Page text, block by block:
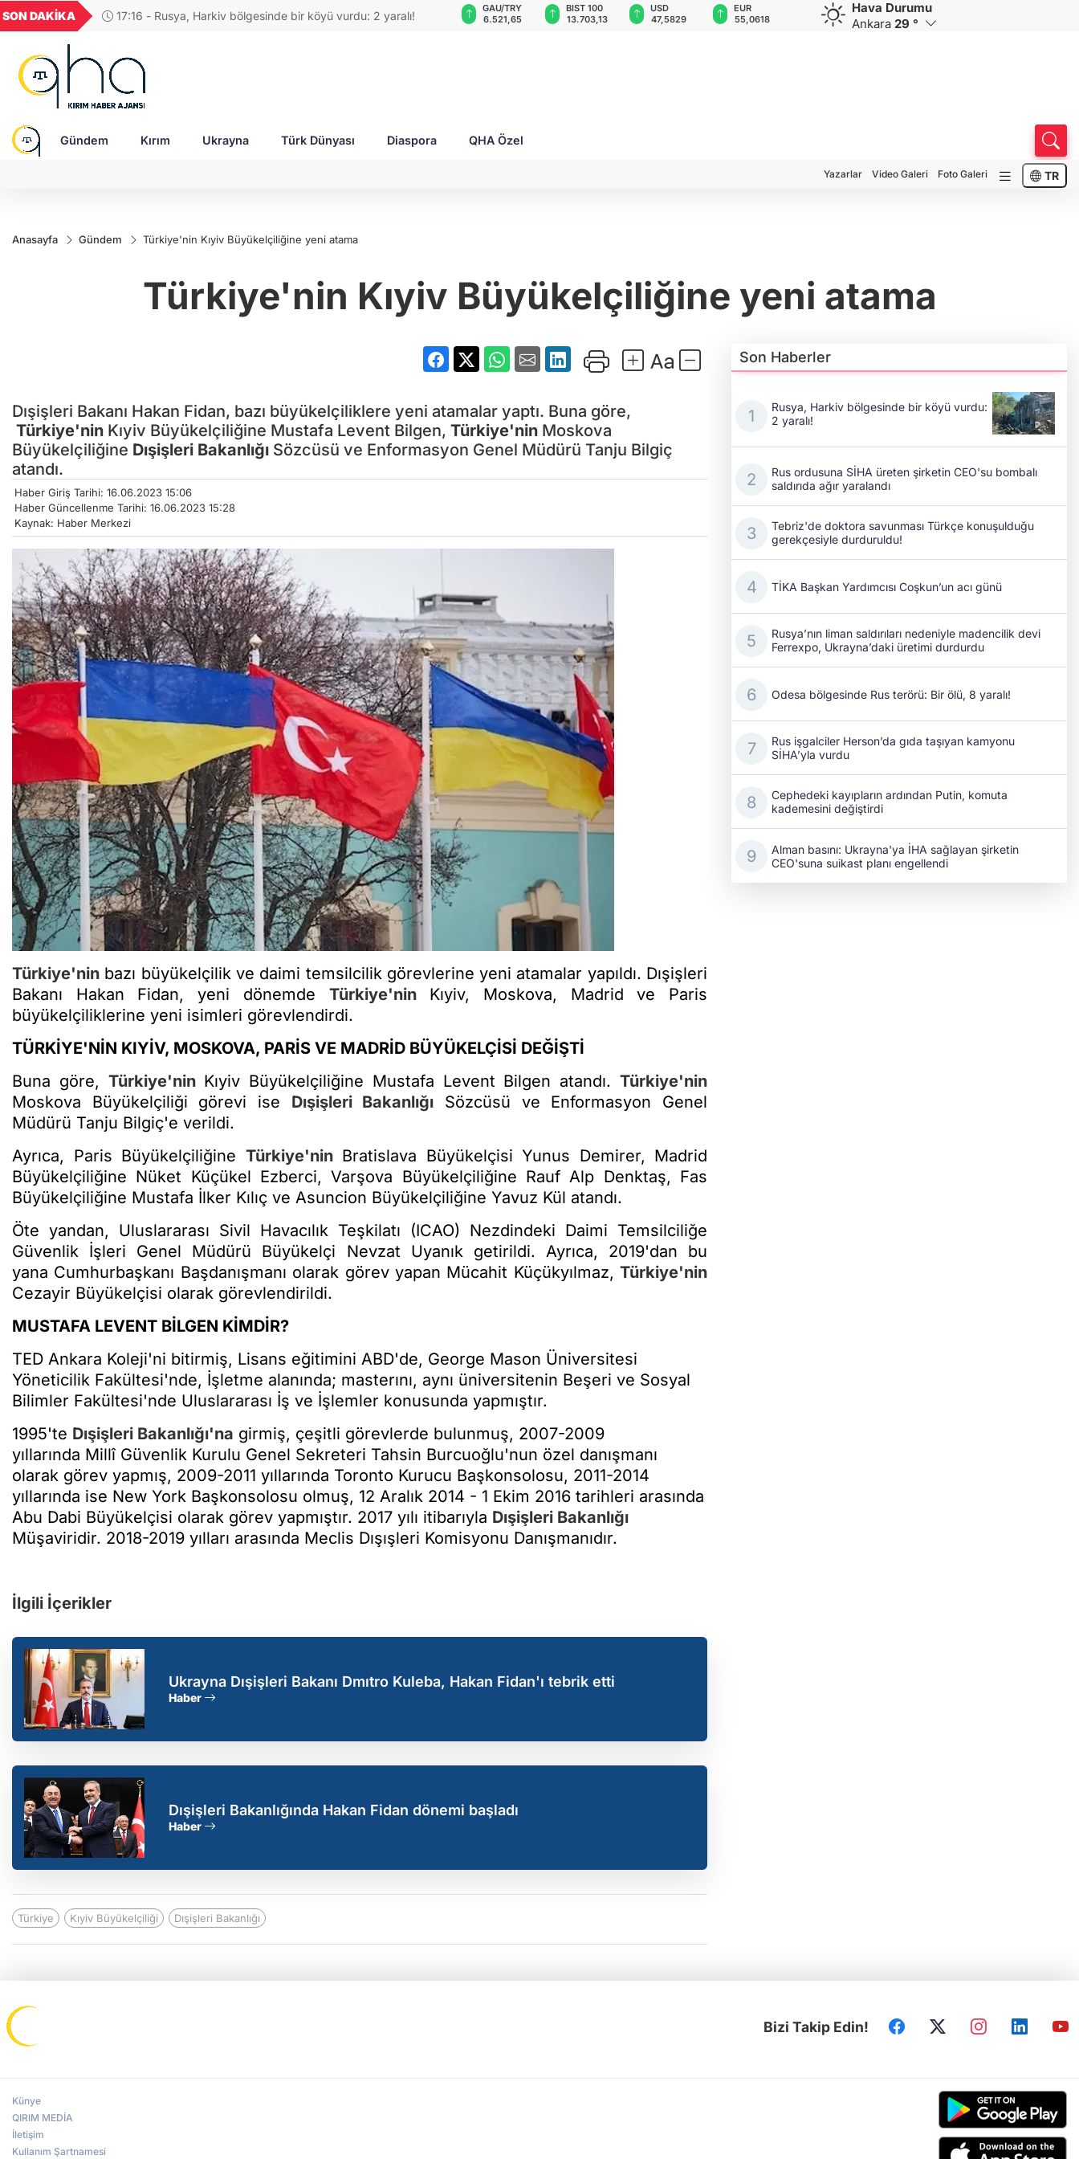
SON DAKİKA
17:04 - Rus ordusuna SİHA üreten şirketin CEO'su bombalı
GEL
18,1961
16,2454
28,0626
0,0018
6.521,65
BIST 100
13.703,13
USD
47,5829
EUR
55,0618
GBP
64,1816
CHF
58,9335
CAD
33,9490
Hava Durumu
Ankara 29 °
Gündem Kırım Ukrayna Türk Dünyası Diaspora QHA Özel
Yazarlar Video Galeri Foto Galeri TR
Anasayfa Gündem Türkiye'nin Kıyiv Büyükelçiliğine yeni atama
Türkiye'nin Kıyiv Büyükelçiliğine yeni atama
Dışişleri Bakanı Hakan Fidan, bazı büyükelçiliklere yeni atamalar yaptı. Buna göre,
Türkiye'nin Kıyiv Büyükelçiliğine Mustafa Levent Bilgen, Türkiye'nin Moskova
Büyükelçiliğine Dışişleri Bakanlığı Sözcüsü ve Enformasyon Genel Müdürü Tanju Bilgiç
atandı.
Haber Giriş Tarihi: 16.06.2023 15:06
Haber Güncellenme Tarihi: 16.06.2023 15:28
Kaynak: Haber Merkezi
Türkiye'nin bazı büyükelçilik ve daimi temsilcilik görevlerine yeni atamalar yapıldı. Dışişleri
Bakanı Hakan Fidan, yeni dönemde Türkiye'ninKıyiv, Moskova, Madrid ve Paris
büyükelçiliklerine yeni isimleri görevlendirdi.
TÜRKİYE'NİN KIYİV, MOSKOVA, PARİS VE MADRİD BÜYÜKELÇİSİ DEĞİŞTİ
Buna göre, Türkiye'ninKıyiv Büyükelçiliğine Mustafa Levent Bilgen atandı.Türkiye'nin
Moskova Büyükelçiliği görevi ise Dışişleri Bakanlığı Sözcüsü ve Enformasyon Genel
Müdürü Tanju Bilgiç'e verildi.
Ayrıca, Paris Büyükelçiliğine Türkiye'ninBratislava Büyükelçisi Yunus Demirer, Madrid
Büyükelçiliğine Nüket Küçükel Ezberci, Varşova Büyükelçiliğine Rauf Alp Denktaş, Fas
Büyükelçiliğine Mustafa İlker Kılıç ve Asuncion Büyükelçiliğine Yavuz Kül atandı.
Öte yandan, Uluslararası Sivil Havacılık Teşkilatı (ICAO) Nezdindeki Daimi Temsilciliğe
Güvenlik İşleri Genel Müdürü Büyükelçi Nevzat Uyanık getirildi. Ayrıca, 2019'dan bu
yana Cumhurbaşkanı Başdanışmanı olarak görev yapan Mücahit Küçükyılmaz, Türkiye'nin
Cezayir Büyükelçisi olarak görevlendirildi.
MUSTAFA LEVENT BİLGEN KİMDİR?
TED Ankara Koleji'ni bitirmiş, Lisans eğitimini ABD'de, George Mason Üniversitesi
Yöneticilik Fakültesi'nde, İşletme alanında; masterını, aynı üniversitenin Beşeri ve Sosyal
Bilimler Fakültesi'nde Uluslararası İş ve İşlemler konusunda yapmıştır.
1995'te Dışişleri Bakanlığı'na girmiş, çeşitli görevlerde bulunmuş, 2007-2009
yıllarında Millî Güvenlik Kurulu Genel Sekreteri Tahsin Burcuoğlu'nun özel danışmanı
olarak görev yapmış, 2009-2011 yıllarında Toronto Kurucu Başkonsolosu, 2011-2014
yıllarında ise New York Başkonsolosu olmuş, 12 Aralık 2014 - 1 Ekim 2016 tarihleri arasında
Abu Dabi Büyükelçisi olarak görev yapmıştır. 2017 yılı itibarıyla Dışişleri Bakanlığı
Müşaviridir. 2018-2019 yılları arasında Meclis Dışışleri Komisyonu Danışmanıdır.
İlgili İçerikler
Ukrayna Dışişleri Bakanı Dmıtro Kuleba, Hakan Fidan'ı tebrik etti
Haber
Dışişleri Bakanlığında Hakan Fidan dönemi başladı
Haber
Türkiye Kıyiv Büyükelçiliği Dışişleri Bakanlığı
Son Haberler
Rusya, Harkiv bölgesinde bir köyü vurdu:
2 yaralı!
Rus ordusuna SİHA üreten şirketin CEO'su bombalı
saldırıda ağır yaralandı
Tebriz'de doktora savunması Türkçe konuşulduğu
gerekçesiyle durduruldu!
TİKA Başkan Yardımcısı Coşkun’un acı günü
Rusya’nın liman saldırıları nedeniyle madencilik devi
Ferrexpo, Ukrayna’daki üretimi durdurdu
Odesa bölgesinde Rus terörü: Bir ölü, 8 yaralı!
Rus işgalciler Herson’da gıda taşıyan kamyonu
SİHA’yla vurdu
Cephedeki kayıpların ardından Putin, komuta
kademesini değiştirdi
Alman basını: Ukrayna'ya İHA sağlayan şirketin
CEO'suna suikast planı engellendi
Bizi Takip Edin!
Künye
QIRIM MEDİA
İletişim
Kullanım Şartnamesi